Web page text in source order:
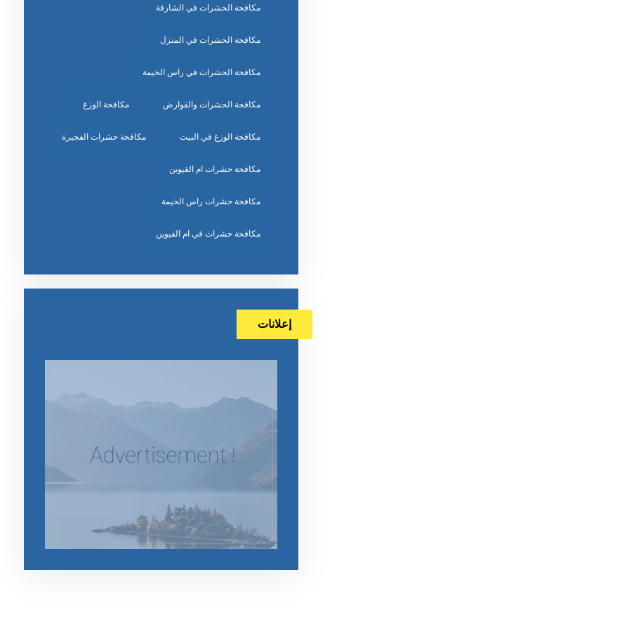
مكافحة الحشرات في الشارقة
مكافحة الحشرات في المنزل
مكافحة الحشرات في راس الخيمة
مكافحة الحشرات والقوارض مكافحة الوزغ
مكافحة الوزغ في البيت مكافحة حشرات الفجيرة
مكافحة حشرات ام القيوين
مكافحة حشرات راس الخيمة
مكافحة حشرات في ام القيوين
إعلانات